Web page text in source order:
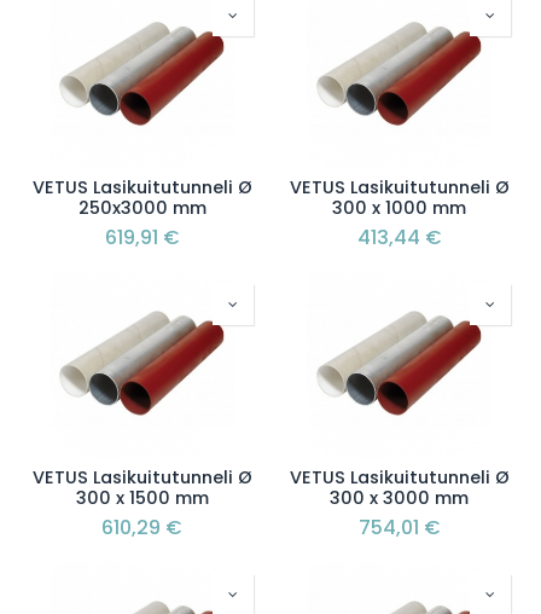
VETUS Lasikuitutunneli Ø
250x3000 mm
619,91 €
VETUS Lasikuitutunneli Ø
300 x 1000 mm
413,44 €
VETUS Lasikuitutunneli Ø
300 x 1500 mm
610,29 €
VETUS Lasikuitutunneli Ø
300 x 3000 mm
754,01 €